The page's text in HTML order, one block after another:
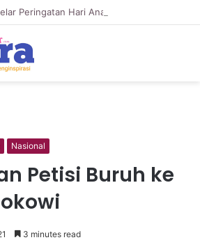
Nasional
Petisi Buruh ke
3 minutes read